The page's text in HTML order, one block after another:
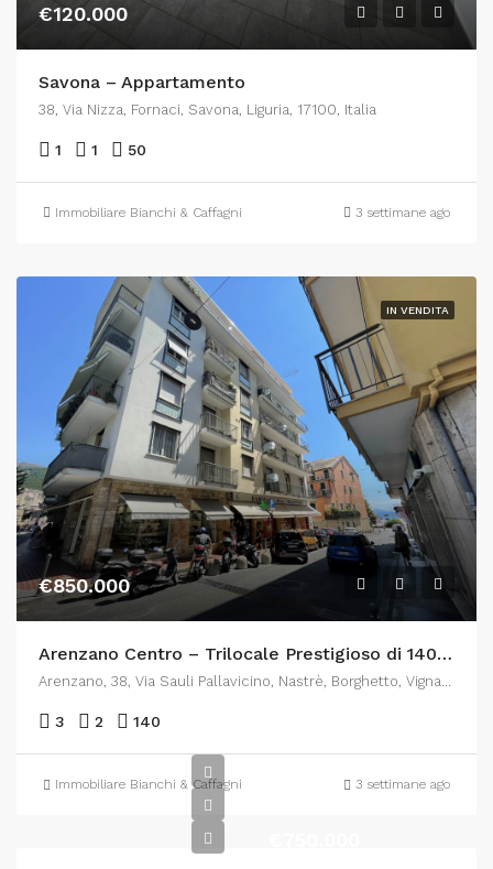
€120.000
Savona – Appartamento
38, Via Nizza, Fornaci, Savona, Liguria, 17100, Italia
1 1 50
Immobiliare Bianchi & Caffagni 3 settimane ago
IN VENDITA
€850.000
Arenzano Centro – Trilocale Prestigioso di 140mq con Box auto
Arenzano, 38, Via Sauli Pallavicino, Nastrè, Borghetto, Vignazze, Arenzano, Genova, Liguria, 16011, Italia
3 2 140
Immobiliare Bianchi & Caffagni 3 settimane ago